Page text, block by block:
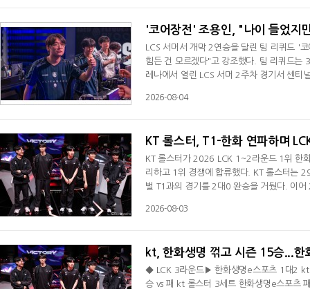
'코어장전' 조용인, "나이 들었지
LCS 서머서 개막 2연승을 달린 팀 리퀴드 '
힘든 건 모르겠다"고 강조했다. 팀 리퀴드는
레나에서 열린 LCS 서머 2주차 경기서 센티
소감을 전했다. 최근 대전에서 열린 미드 시
2026-08-04
KT 롤스터, T1-한화 연파하며
KT 롤스터가 2026 LCK 1~2라운드 1위 한
리하고 1위 경쟁에 합류했다. KT 롤스터는
벌 T1과의 경기를 2대0 완승을 거뒀다. 이
가 1세트를 36대12의 킬 스코어로 가져가
2026-08-03
kt, 한화생명 꺾고 시즌 15승...한
◆ LCK 3라운드▶ 한화생명e스포츠 1대2 kt
승 vs 패 kt 롤스터 3세트 한화생명e스포츠